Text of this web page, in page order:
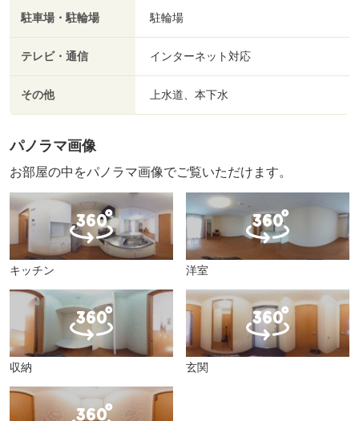
駐車場・駐輪場 駐輪場
テレビ・通信 インターネット対応
その他 上水道、本下水
パノラマ画像
お部屋の中をパノラマ画像でご覧いただけます。
キッチン 洋室
収納 玄関